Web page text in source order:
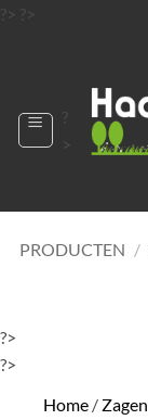
?> ?>
?
PRODUCTEN /
?>
?>
Home /